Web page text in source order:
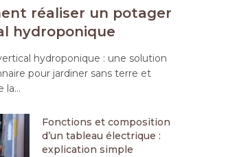
réaliser un potager
hydroponique
hydroponique : une solution
pour jardiner sans terre et
la…
Fonctions et composition
d’un tableau électrique :
explication simple